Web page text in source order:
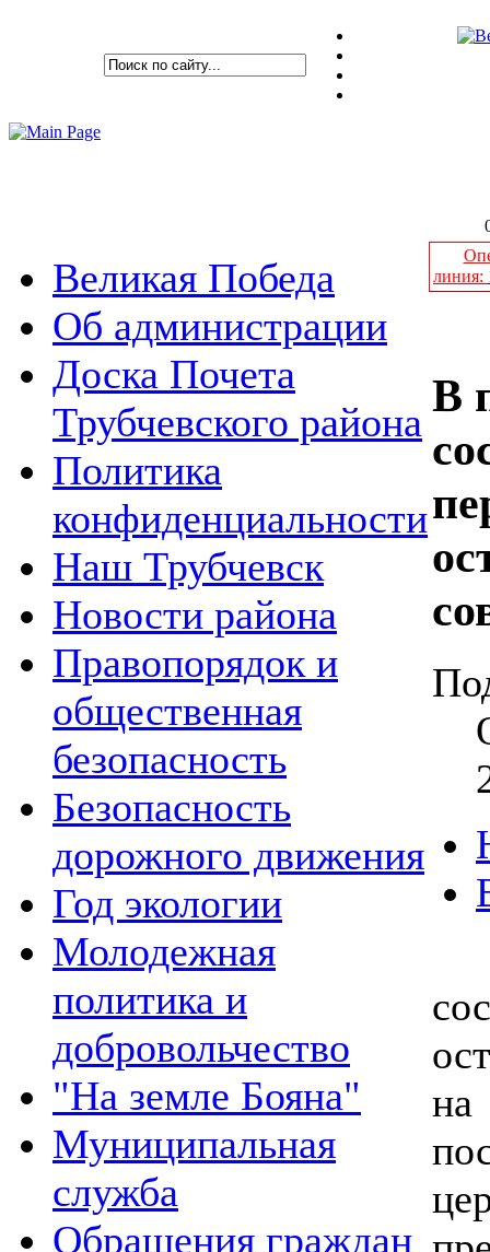
Великая Победа
Об администрации
Доска Почета
Трубчевского района
Политика
конфиденциальности
Наш Трубчевск
Новости района
Правопорядок и
общественная
безопасность
Безопасность
дорожного движения
Год экологии
Молодежная
политика и
добровольчество
"На земле Бояна"
Муниципальная
служба
Обращения граждан
линия:
В
на